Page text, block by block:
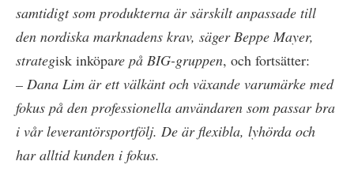
samtidigt som produkterna är särskilt anpassade till
den nordiska marknadens krav, säger Beppe Mayer,
strategisk inköpare på BIG-gruppen, och fortsätter:
– Dana Lim är ett välkänt och växande varumärke med
fokus på den professionella användaren som passar bra
i vår leverantörsportfölj. De är flexibla, lyhörda och
har alltid kunden i fokus.